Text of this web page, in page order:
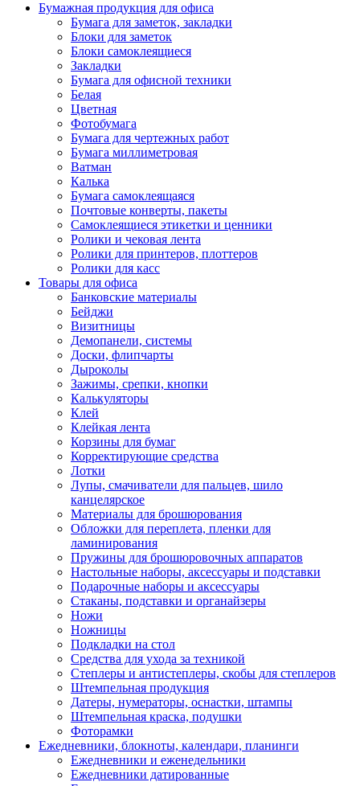
Бумажная продукция для офиса
Бумага для заметок, закладки
Блоки для заметок
Блоки самоклеящиеся
Закладки
Бумага для офисной техники
Белая
Цветная
Фотобумага
Бумага для чертежных работ
Бумага миллиметровая
Ватман
Калька
Бумага самоклеящаяся
Почтовые конверты, пакеты
Самоклеящиеся этикетки и ценники
Ролики и чековая лента
Ролики для принтеров, плоттеров
Ролики для касс
Товары для офиса
Банковские материалы
Бейджи
Визитницы
Демопанели, системы
Доски, флипчарты
Дыроколы
Зажимы, срепки, кнопки
Калькуляторы
Клей
Клейкая лента
Корзины для бумаг
Корректирующие средства
Лотки
Лупы, смачиватели для пальцев, шило
канцелярское
Материалы для брошюрования
Обложки для переплета, пленки для
ламинирования
Пружины для брошюровочных аппаратов
Настольные наборы, аксессуары и подставки
Подарочные наборы и аксессуары
Стаканы, подставки и органайзеры
Ножи
Ножницы
Подкладки на стол
Средства для ухода за техникой
Степлеры и антистеплеры, скобы для степлеров
Штемпельная продукция
Датеры, нумераторы, оснастки, штампы
Штемпельная краска, подушки
Фоторамки
Ежедневники, блокноты, календари, планинги
Ежедневники и еженедельники
Ежедневники датированные